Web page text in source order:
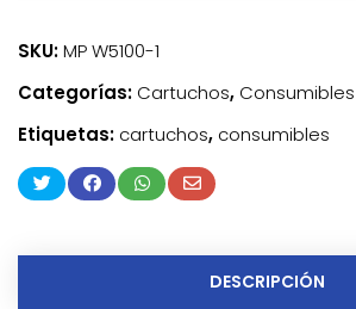
SKU:MP W5100-1
Categorías: Cartuchos, Consumibles
Etiquetas: cartuchos, consumibles
DESCRIPCIÓN